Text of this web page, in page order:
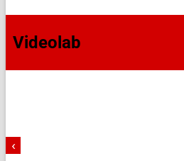
Videolab
‹